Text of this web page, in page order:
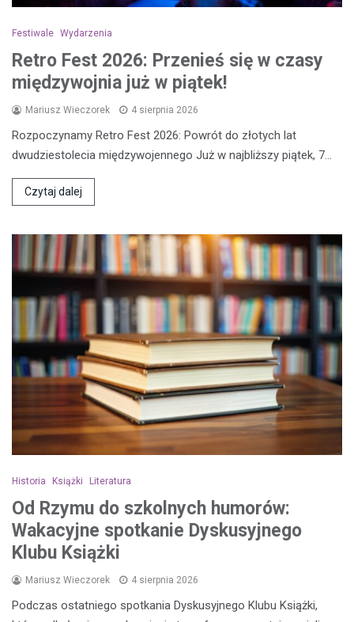
Festiwale Wydarzenia
Retro Fest 2026: Przenieś się w czasy
międzywojnia już w piątek!
Mariusz Wieczorek 4 sierpnia 2026
Rozpoczynamy Retro Fest 2026: Powrót do złotych lat
dwudziestolecia międzywojennego Już w najbliższy piątek, 7…
Czytaj dalej
Historia Książki Literatura
Od Rzymu do szkolnych humorów:
Wakacyjne spotkanie Dyskusyjnego
Klubu Książki
Mariusz Wieczorek 4 sierpnia 2026
Podczas ostatniego spotkania Dyskusyjnego Klubu Książki,